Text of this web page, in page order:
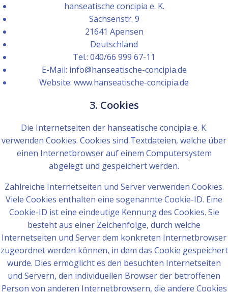
hanseatische concipia e. K.
Sachsenstr. 9
21641 Apensen
Deutschland
Tel.: 040/66 999 67-11
E-Mail: info@hanseatische-concipia.de
Website: www.hanseatische-concipia.de
3. Cookies
Die Internetseiten der hanseatische concipia e. K.
verwenden Cookies. Cookies sind Textdateien, welche über
einen Internetbrowser auf einem Computersystem
abgelegt und gespeichert werden.
Zahlreiche Internetseiten und Server verwenden Cookies.
Viele Cookies enthalten eine sogenannte Cookie-ID. Eine
Cookie-ID ist eine eindeutige Kennung des Cookies. Sie
besteht aus einer Zeichenfolge, durch welche
Internetseiten und Server dem konkreten Internetbrowser
zugeordnet werden können, in dem das Cookie gespeichert
wurde. Dies ermöglicht es den besuchten Internetseiten
und Servern, den individuellen Browser der betroffenen
Person von anderen Internetbrowsern, die andere Cookies